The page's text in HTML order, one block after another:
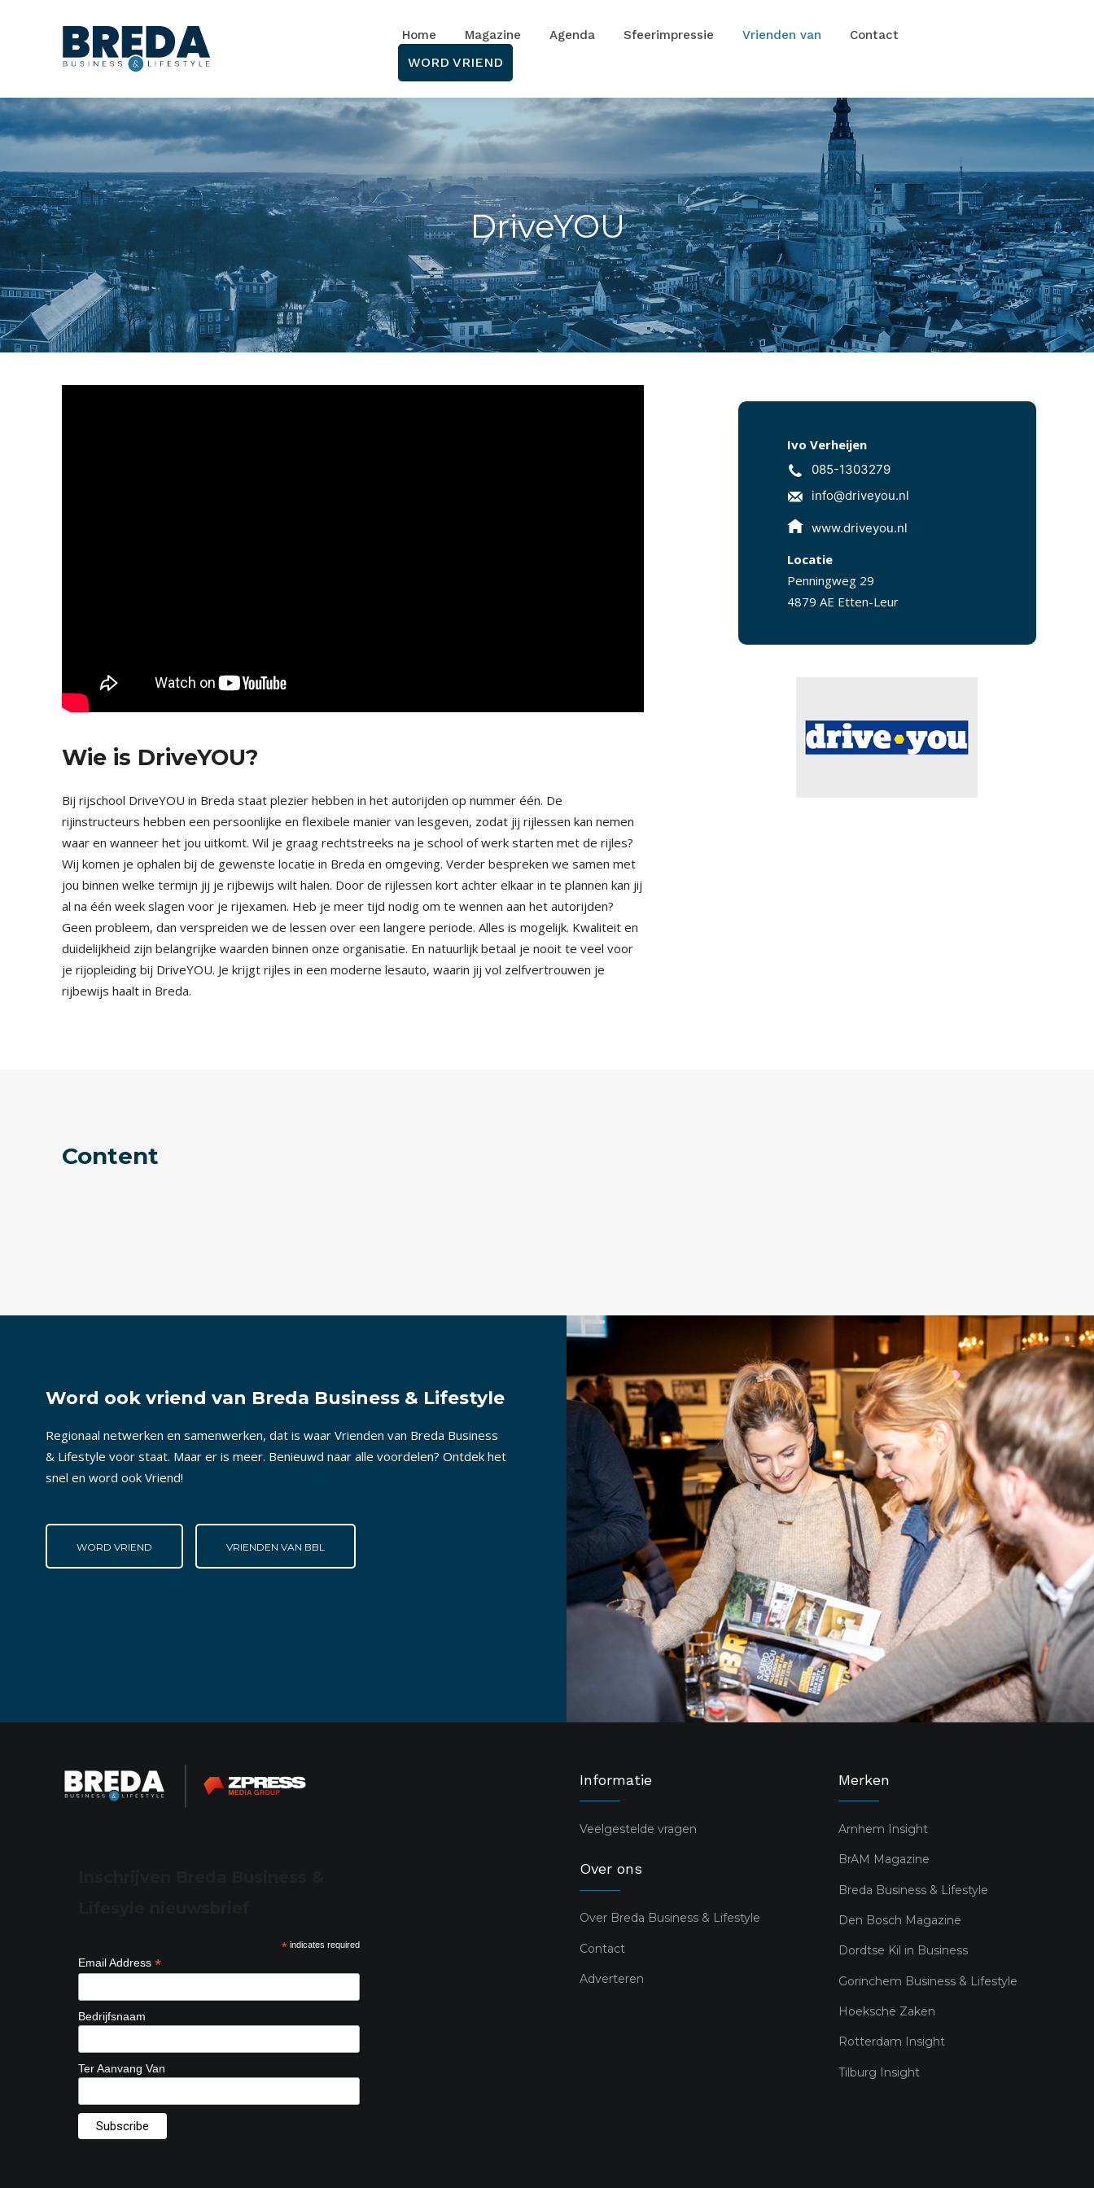
Home Magazine Agenda Sfeerimpressie Vrienden van Contact
WORD VRIEND
DriveYOU
Wie is DriveYOU?
Bij rijschool DriveYOU in Breda staat plezier hebben in het autorijden op nummer één. De
rijinstructeurs hebben een persoonlijke en flexibele manier van lesgeven, zodat jij rijlessen kan nemen
waar en wanneer het jou uitkomt. Wil je graag rechtstreeks na je school of werk starten met de rijles?
Wij komen je ophalen bij de gewenste locatie in Breda en omgeving. Verder bespreken we samen met
jou binnen welke termijn jij je rijbewijs wilt halen. Door de rijlessen kort achter elkaar in te plannen kan jij
al na één week slagen voor je rijexamen. Heb je meer tijd nodig om te wennen aan het autorijden?
Geen probleem, dan verspreiden we de lessen over een langere periode. Alles is mogelijk. Kwaliteit en
duidelijkheid zijn belangrijke waarden binnen onze organisatie. En natuurlijk betaal je nooit te veel voor
je rijopleiding bij DriveYOU. Je krijgt rijles in een moderne lesauto, waarin jij vol zelfvertrouwen je
rijbewijs haalt in Breda.
Ivo Verheijen
085-1303279
info@driveyou.nl
www.driveyou.nl
Locatie
Penningweg 29
4879 AE Etten-Leur
Content
Word ook vriend van Breda Business & Lifestyle
Regionaal netwerken en samenwerken, dat is waar Vrienden van Breda Business
& Lifestyle voor staat. Maar er is meer. Benieuwd naar alle voordelen? Ontdek het
snel en word ook Vriend!
WORD VRIEND VRIENDEN VAN BBL
*indicates required
Email Address *
Bedrijfsnaam
Ter Aanvang Van
Informatie
Veelgestelde vragen
Over ons
Over Breda Business & Lifestyle
Contact
Adverteren
Merken
Arnhem Insight
BrAM Magazine
Breda Business & Lifestyle
Den Bosch Magazine
Dordtse Kil in Business
Gorinchem Business & Lifestyle
Hoeksche Zaken
Rotterdam Insight
Tilburg Insight